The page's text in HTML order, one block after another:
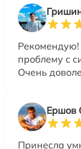
проблему с
Очень
Ершов
Принесла